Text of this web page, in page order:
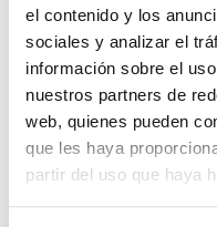
el contenido y los
sociales y analizar el
información sobre el
nuestros partners de
web, quienes pueden
que les haya
partir del uso que haya
Descripción
Toma 2P + TT británico 13A
Detalles del